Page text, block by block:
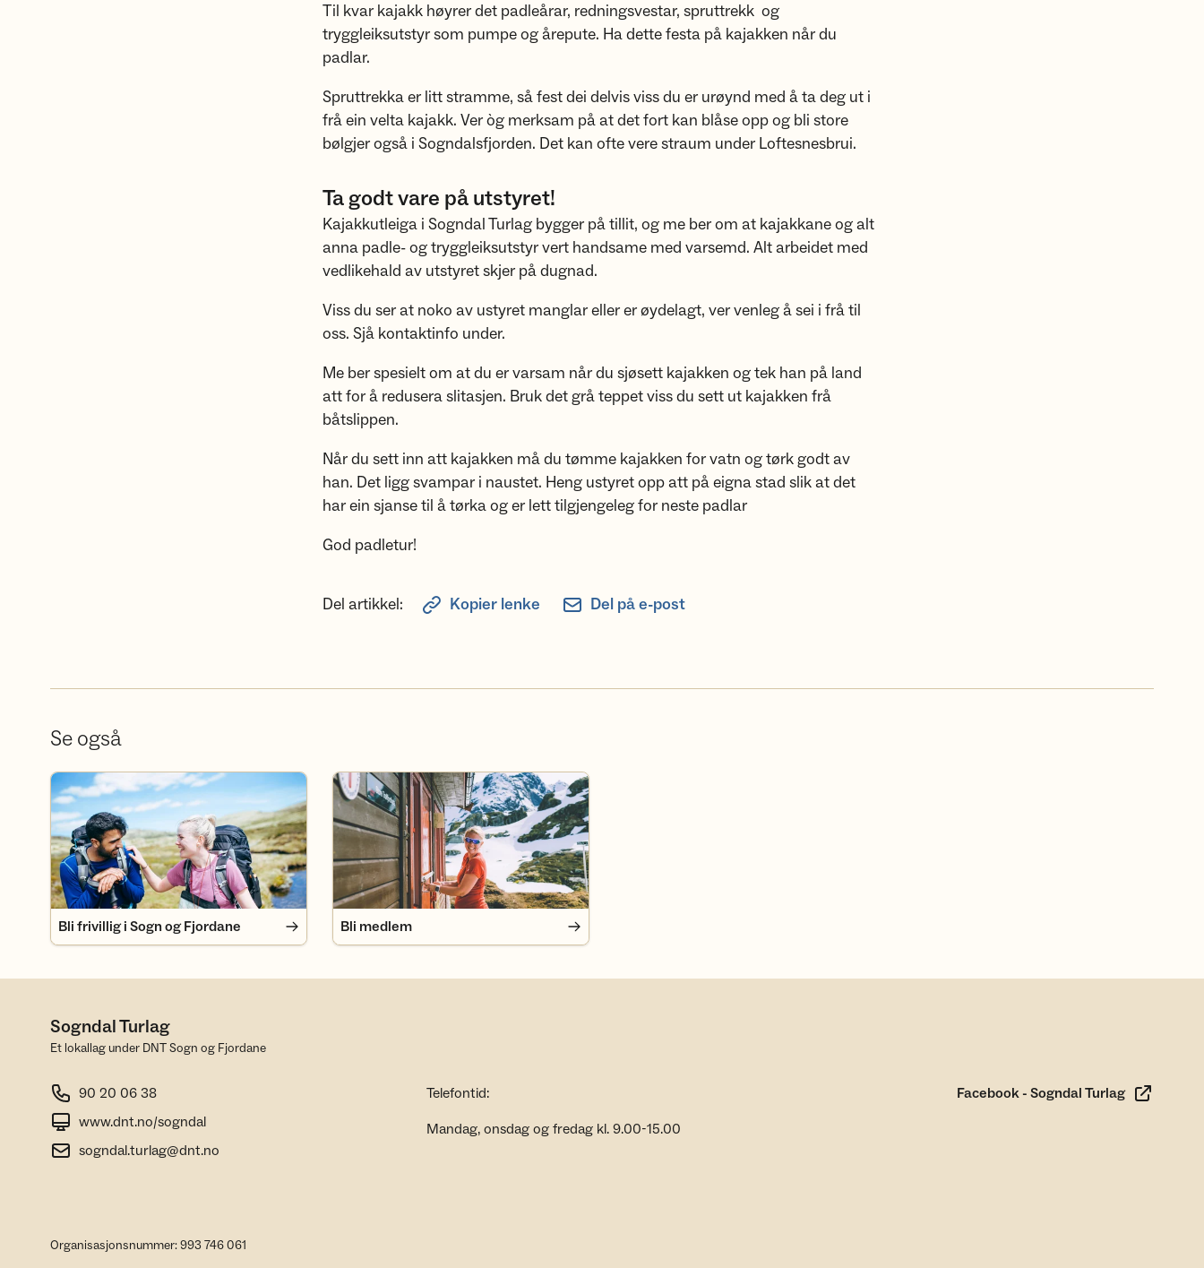
Til kvar kajakk høyrer det padleårar, redningsvestar, spruttrekk og
tryggleiksutstyr som pumpe og årepute. Ha dette festa på kajakken når du
padlar.
Spruttrekka er litt stramme, så fest dei delvis viss du er urøynd med å ta deg ut i
frå ein velta kajakk. Ver òg merksam på at det fort kan blåse opp og bli store
bølgjer også i Sogndalsfjorden. Det kan ofte vere straum under Loftesnesbrui.
Ta godt vare på utstyret!
Kajakkutleiga i Sogndal Turlag bygger på tillit, og me ber om at kajakkane og alt
anna padle- og tryggleiksutstyr vert handsame med varsemd. Alt arbeidet med
vedlikehald av utstyret skjer på dugnad.
Viss du ser at noko av ustyret manglar eller er øydelagt, ver venleg å sei i frå til
oss. Sjå kontaktinfo under.
Me ber spesielt om at du er varsam når du sjøsett kajakken og tek han på land
att for å redusera slitasjen. Bruk det grå teppet viss du sett ut kajakken frå
båtslippen.
Når du sett inn att kajakken må du tømme kajakken for vatn og tørk godt av
han. Det ligg svampar i naustet. Heng ustyret opp att på eigna stad slik at det
har ein sjanse til å tørka og er lett tilgjengeleg for neste padlar
God padletur!
Del artikkel: Kopier lenke Del på e-post
Se også
Bli frivillig i Sogn og Fjordane
Bli frivillig i Sogn og Fjordane
Bli medlem
Bli medlem
Sogndal Turlag
Et lokallag under DNT Sogn og Fjordane
90 20 06 38
www.dnt.no/sogndal
sogndal.turlag@dnt.no
Telefontid:
Mandag, onsdag og fredag kl. 9.00-15.00
Facebook - Sogndal Turlag
Organisasjonsnummer: 993 746 061